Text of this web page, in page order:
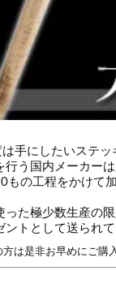
手にしたいステッ
う国内メーカー
もの工程をかけて
た極少数生産の限
トとして送られて
は是非お早めにご購